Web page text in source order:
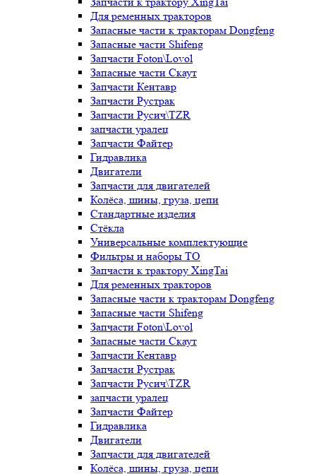
Для ременных тракторов
Запасные части к тракторам Dongfeng
Запасные части Shifeng
Запчасти Foton\Lovol
Запасные части Скаут
Запчасти Кентавр
Запчасти Рустрак
Запчасти Русич\TZR
запчасти уралец
Запчасти Файтер
Гидравлика
Двигатели
Запчасти для двигателей
Колёса, шины, груза, цепи
Стандартные изделия
Стёкла
Универсальные комплектующие
Фильтры и наборы ТО
Запчасти к трактору XingTai
Для ременных тракторов
Запасные части к тракторам Dongfeng
Запасные части Shifeng
Запчасти Foton\Lovol
Запасные части Скаут
Запчасти Кентавр
Запчасти Рустрак
Запчасти Русич\TZR
запчасти уралец
Запчасти Файтер
Гидравлика
Двигатели
Запчасти для двигателей
Колёса, шины, груза, цепи